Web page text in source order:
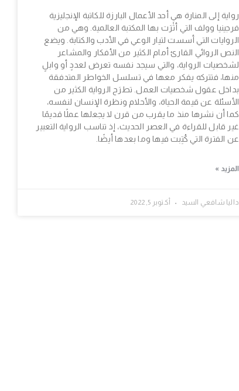
رواية إلى المنارة هي أحد الأعمال البارزة للكاتبة الإنجليزية
فرجينيا وولف التي أثْرَت بها المكتبة العالمية. وهي من
الروايات التي أسست لتيار الوعي في الأدب والكتابة. ويضع
النص الروائي القارئ أمام الكثير من الأفكار والمشاعر
لشخصيات الرواية، والتي سيجد نفسه تعرض لعددٍ أو وابلٍ
منها، فتتركه يفكر معها في تسلسل الخواطر المتدفقة
بداخل عقول شخصيات العمل. تطرَح الرواية الكثير من
الأسئلة عن قيمة الحياة، والأحلام ونظرة الإنسان لنفسه،
كما أن نشرها منذ ما يقرب من قرن لا يجعلها عملًا قديمًا
غير قابل للقراءة في العصر الحديث، إذ تناسب الرواية التعبير
عن الفترة التي كُتِبت فيها وما بعدها أيضًا.
المزيد »
داليا شافعي السيد أكتوبر 5, 2022